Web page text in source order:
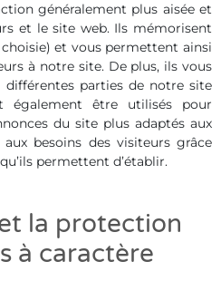
généralement plus aisée et
et le site web. Ils mémorisent
et vous permettent ainsi
à notre site. De plus, ils vous
parties de notre site
également être utilisés pour
du site plus adaptés aux
besoins des visiteurs grâce
permettent d’établir.
la protection
à caractère